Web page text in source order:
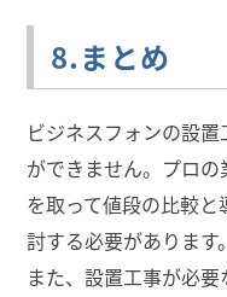
8.まとめ
ビジネスフォンの設
ができません。プロ
を取って値段の比較
討する必要があります。
また、設置工事が必